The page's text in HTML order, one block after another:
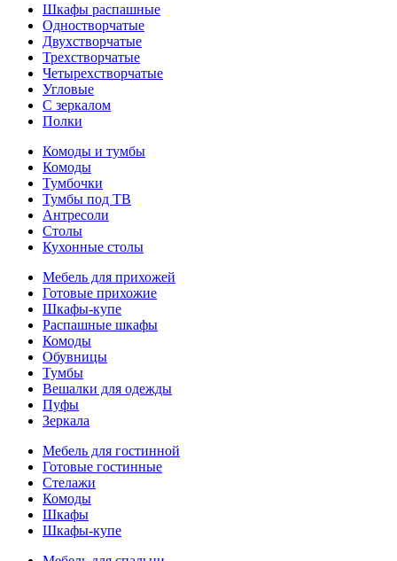
Шкафы распашные
Одностворчатые
Двухстворчатые
Трехстворчатые
Четырехстворчатые
Угловые
С зеркалом
Полки
Комоды и тумбы
Комоды
Тумбочки
Тумбы под ТВ
Антресоли
Столы
Кухонные столы
Мебель для прихожей
Готовые прихожие
Шкафы-купе
Распашные шкафы
Комоды
Обувницы
Тумбы
Вешалки для одежды
Пуфы
Зеркала
Мебель для гостинной
Готовые гостинные
Стелажи
Комоды
Шкафы
Шкафы-купе